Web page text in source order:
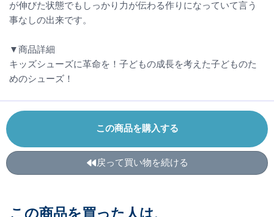
が伸びた状態でもしっかり力が伝わる作りになっていて言う
事なしの出来です。
▼商品詳細
キッズシューズに革命を！子どもの成長を考えた子どものた
めのシューズ！
この商品を購入する
戻って買い物を続ける
この商品を買った人は、